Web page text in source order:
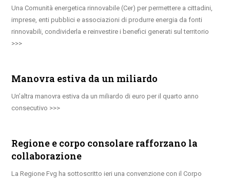
Una Comunità energetica rinnovabile (Cer) per permettere a cittadini,
imprese, enti pubblici e associazioni di produrre energia da fonti
rinnovabili, condividerla e reinvestire i benefici generati sul territorio
Manovra estiva da un miliardo
Un’altra manovra estiva da un miliardo di euro per il quarto anno
consecutivo
Regione e corpo consolare rafforzano la
collaborazione
La Regione Fvg ha sottoscritto ieri una convenzione con il Corpo